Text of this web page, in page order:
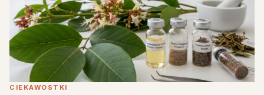
CIEKAWOSTKI